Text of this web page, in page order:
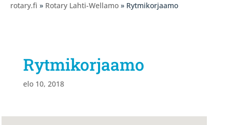
rotary.fi » Rotary Lahti-Wellamo » Rytmikorjaamo
Rytmikorjaamo
elo 10, 2018